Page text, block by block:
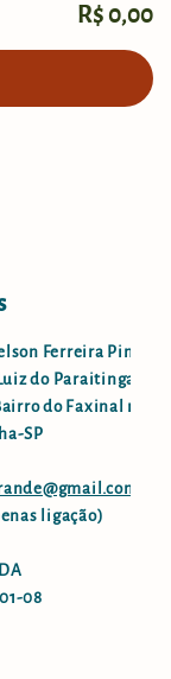
R$ 0,00
Ferreira Pinto
do Paraitinga -
do Faxinal no
SP
ligação)
08